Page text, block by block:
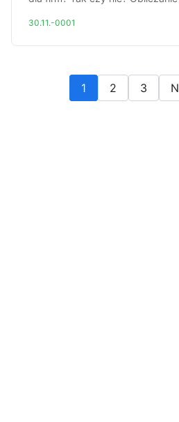
30.11.-0001
1 2 3